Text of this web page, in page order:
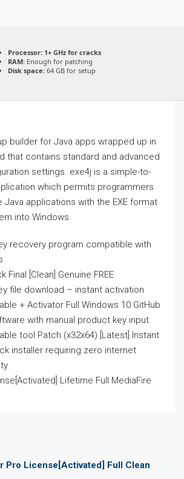
Processor: 1+ GHz for cracks
RAM: Enough for patching
Disk space: 64 GB for setup
builder for Java apps wrapped up in
that contains standard and advanced
settings. exe4j is a simple-to-
which permits programmers
applications with the EXE format
into Windows.
recovery program compatible with
Final [Clean] Genuine FREE
file download – instant activation
+ Activator Full Windows 10 GitHub
with manual product key input
tool Patch (x32x64) [Latest] Instant
installer requiring zero internet
Lifetime Full MediaFire
Pro License[Activated] Full Clean